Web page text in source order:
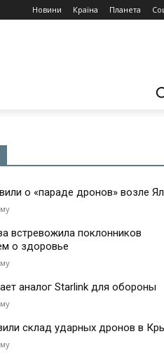
Новини Країна Планета
о «параде дронов» возле
встревожила поклонников
о здоровье
аналог Starlink для обороны
склад ударных дронов в